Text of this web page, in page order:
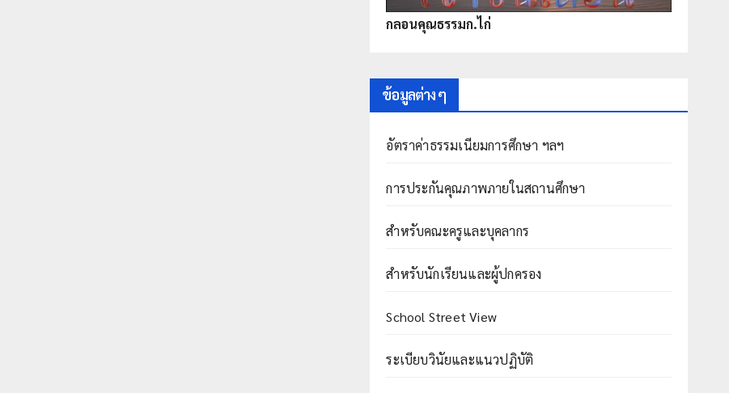
กลอนคุณธรรมก.ไก่
ข้อมูลต่าง ๆ
อัตราค่าธรรมเนียมการศึกษา ฯลฯ
การประกันคุณภาพภายในสถานศึกษา
สำหรับคณะครูและบุคลากร
สำหรับนักเรียนและผู้ปกครอง
School Street View
ระเบียบวินัยและแนวปฏิบัติ